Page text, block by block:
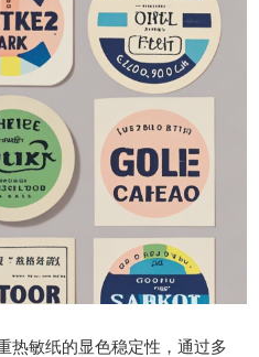
热敏纸的显色稳定性，通过多